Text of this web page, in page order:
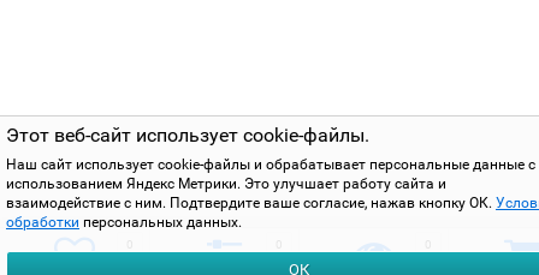
Этот веб-сайт использует cookie-файлы.
Наш сайт использует cookie-файлы и обрабатывает персональные данные с
использованием Яндекс Метрики. Это улучшает работу сайта и
взаимодействие с ним. Подтвердите ваше согласие, нажав кнопку ОК.
обработки персональных данных.
ОК